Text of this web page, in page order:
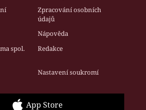
Zpracování osobních
údajů
Nápověda
spol.
Redakce
Nastavení soukromí
App Store